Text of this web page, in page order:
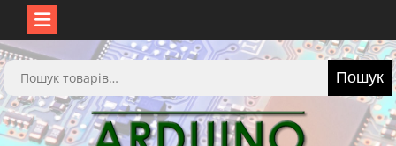
Перейти
до
вмісту
Шукати: Пошук